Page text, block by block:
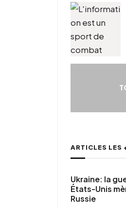
ARTICLES LES
Ukraine: la
États-Unis
Russie